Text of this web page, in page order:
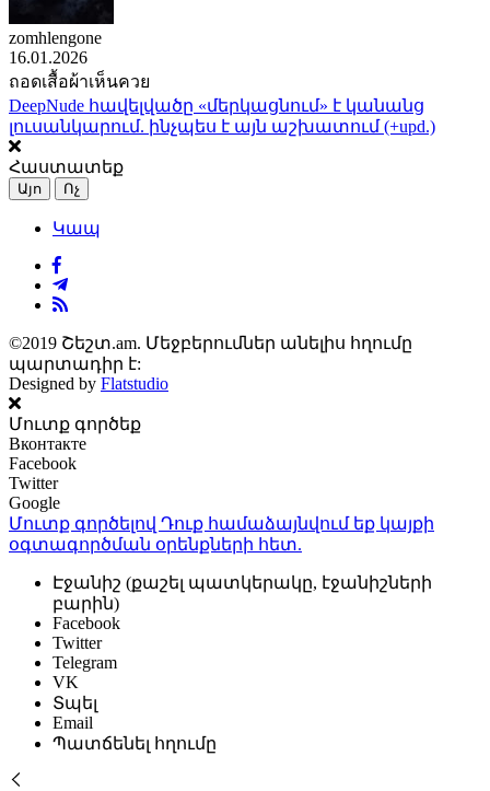
zomhlengone
16.01.2026
ถอดเสื้อผ้าเห็นควย
DeepNude հավելվածը «մերկացնում» է կանանց
լուսանկարում. ինչպես է այն աշխատում (+upd.)
Հաստատեք
Այո Ոչ
Կապ
©2019 Շեշտ.am. Մեջբերումներ անելիս հղումը
պարտադիր է:
Designed by Flatstudio
Մուտք գործեք
Вконтакте
Facebook
Twitter
Google
Մուտք գործելով Դուք համաձայնվում եք կայքի
օգտագործման օրենքների հետ.
Էջանիշ (քաշել պատկերակը, էջանիշների
բարին)
Facebook
Twitter
Telegram
VK
Տպել
Email
Պատճենել հղումը